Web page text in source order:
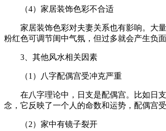
（4）家居装饰色彩不合适
家居装饰色彩对夫妻关系也有影响。大
粉红色可调节闺中气氛，但过多就会产生负
3、其他风水相关因素
（1）八字配偶宫受冲克严重
在八字理论中，日支是配偶宫。比如日
念，它反映了一个人的命数和运势，配偶宫
（2）家中有镜子裂开